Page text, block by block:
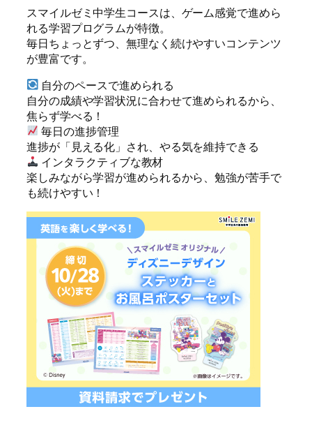
スマイルゼミ中学生コースは、ゲーム感覚で進めら
れる学習プログラムが特徴。
毎日ちょっとずつ、無理なく続けやすいコンテンツ
が豊富です。
自分のペースで進められる
自分の成績や学習状況に合わせて進められるから、
焦らず学べる！
毎日の進捗管理
進捗が「見える化」され、やる気を維持できる
インタラクティブな教材
楽しみながら学習が進められるから、勉強が苦手で
も続けやすい！